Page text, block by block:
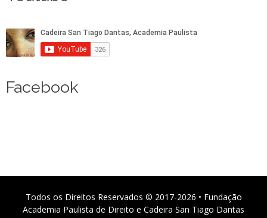
Facebook
Todos os Direitos Reservados © 2017-2026 • Fundação
Academia Paulista de Direito e Cadeira San Tiago Dantas